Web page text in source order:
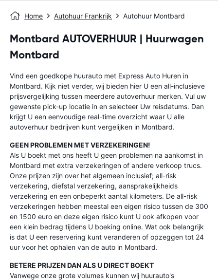
Home Autohuur Frankrijk Autohuur Montbard
Montbard AUTOVERHUUR | Huurwagen
Montbard
Vind een goedkope huurauto met Express Auto Huren in
Montbard. Kijk niet verder, wij bieden hier U een all-inclusieve
prijsvergelijking tussen meerdere autoverhuur merken. Vul uw
gewenste pick-up locatie in en selecteer Uw reisdatums. Dan
krijgt U een eenvoudige real-time overzicht waar U alle
autoverhuur bedrijven kunt vergelijken in Montbard.
GEEN PROBLEMEN MET VERZEKERINGEN!
Als U boekt met ons heeft U geen problemen na aankomst in
Montbard met extra verzekeringen of andere verkoop trucs.
Onze prijzen zijn over het algemeen inclusief; all-risk
verzekering, diefstal verzekering, aansprakelijkheids
verzekering en een onbeperkt aantal kilometers. De all-risk
verzekeringen hebben meestal een eigen risico tussen de 300
en 1500 euro en deze eigen risico kunt U ook afkopen voor
een klein bedrag tijdens U boeking online. Wat ook belangrijk
is dat U een reservering kunt veranderen of opzeggen tot 24
uur voor het ophalen van de auto in Montbard.
BETERE PRIJZEN DAN ALS U DIRECT BOEKT
Vanwege onze grote volumes kunnen wij huurauto's